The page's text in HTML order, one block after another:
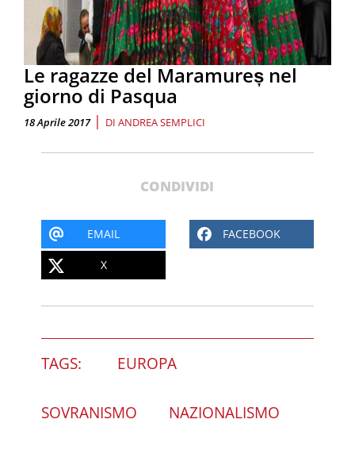
Le ragazze del Maramureș nel
giorno di Pasqua
18 Aprile 2017 | DI ANDREA SEMPLICI
CONDIVIDI
EMAIL FACEBOOK
X
TAGS: EUROPA
SOVRANISMO NAZIONALISMO